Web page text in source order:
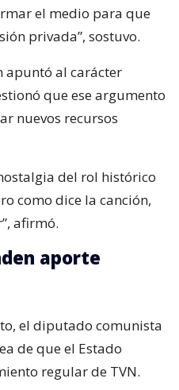
el medio para que
privada”, sostuvo.
apuntó al carácter
que ese argumento
nuevos recursos
del rol histórico
como dice la canción,
afirmó.
aporte
el diputado comunista
de que el Estado
regular de TVN.